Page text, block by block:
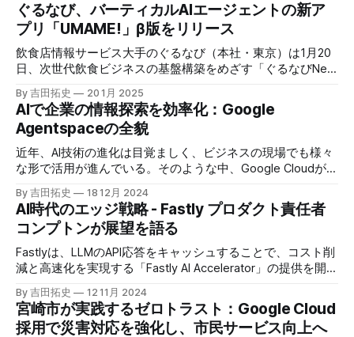
ぐるなび、バーティカルAIエージェントの新ア
プリ「UMAME!」β版をリリース
飲食店情報サービス大手のぐるなび（本社・東京）は1月20
日、次世代飲食ビジネスの基盤構築をめざす「ぐるなびNext
プロジェクト」の初成果として、新たな飲食店探索アプリ
「UMAME!（うまみー！）」のβ版を公開した。
By 吉田拓史 20 1月 2025
AIで企業の情報探索を効率化：Google
Agentspaceの全貌
近年、AI技術の進化は目覚ましく、ビジネスの現場でも様々
な形で活用が進んでいる。そのような中、Google Cloudが新
たに発表したGoogle Agentspaceは、いま注目を集めるAIエ
ージェントがエンタープライズITを大きく変革する予兆と言
えるだろう。
By 吉田拓史 18 12月 2024
AI時代のエッジ戦略 - Fastly プロダクト責任者
コンプトンが展望を語る
Fastlyは、LLMのAPI応答をキャッシュすることで、コスト削
減と高速化を実現する「Fastly AI Accelerator」の提供を開始
した。キップ・コンプトン最高プロダクト責任者（CPO）
は、類似した質問への応答を再利用し、効率的な処理を可能
にすると説明した。さらに、コンプトンは、エッジコンピュ
ーティングの利点を活かしたパーソナライズや、エッジにお
By 吉田拓史 12 11月 2024
宮崎市が実践するゼロトラスト：Google Cloud
採用で災害対応を強化し、市民サービス向上へ